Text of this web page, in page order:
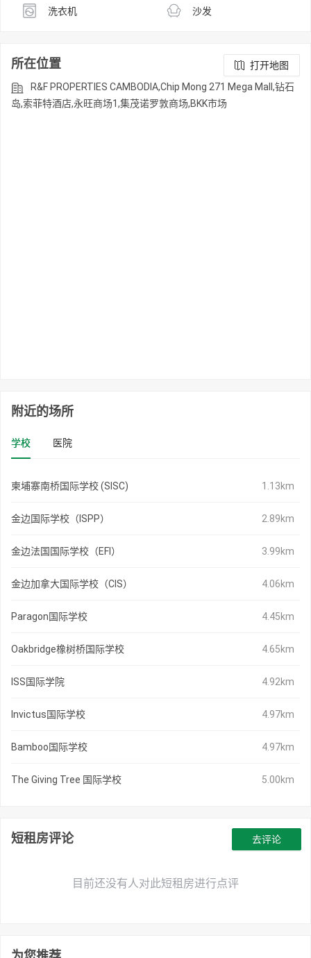
洗衣机 沙发
所在位置
打开地图
R&F PROPERTIES CAMBODIA,Chip Mong 271 Mega Mall,钻石
岛,索菲特酒店,永旺商场1,集茂诺罗敦商场,BKK市场
附近的场所
学校 医院
柬埔寨南桥国际学校 (SISC) 1.13km
金边国际学校（ISPP） 2.89km
金边法国国际学校（EFI） 3.99km
金边加拿大国际学校（CIS） 4.06km
Paragon国际学校 4.45km
Oakbridge橡树桥国际学校 4.65km
ISS国际学院 4.92km
Invictus国际学校 4.97km
Bamboo国际学校 4.97km
The Giving Tree 国际学校 5.00km
短租房评论
目前还没有人对此短租房进行点评
去评论